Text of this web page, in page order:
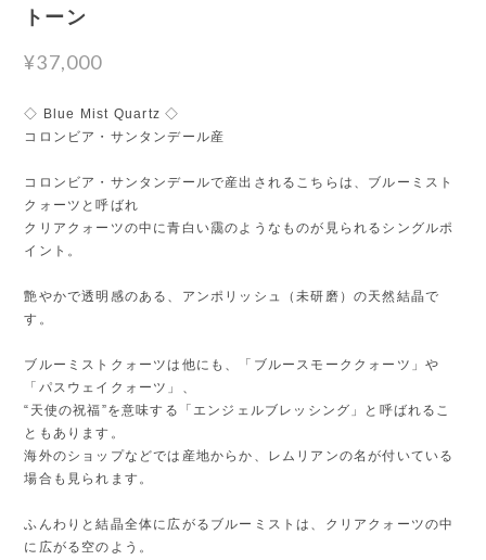
トーン
¥37,000
◇ Blue Mist Quartz ◇
コロンビア・サンタンデール産
コロンビア・サンタンデールで産出されるこちらは、ブルーミスト
クォーツと呼ばれ
クリアクォーツの中に青白い靄のようなものが見られるシングルポ
イント。
艶やかで透明感のある、アンポリッシュ（未研磨）の天然結晶で
す。
ブルーミストクォーツは他にも、「ブルースモーククォーツ」や
「パスウェイクォーツ」、
“天使の祝福”を意味する「エンジェルブレッシング」と呼ばれるこ
ともあります。
海外のショップなどでは産地からか、レムリアンの名が付いている
場合も見られます。
ふんわりと結晶全体に広がるブルーミストは、クリアクォーツの中
に広がる空のよう。